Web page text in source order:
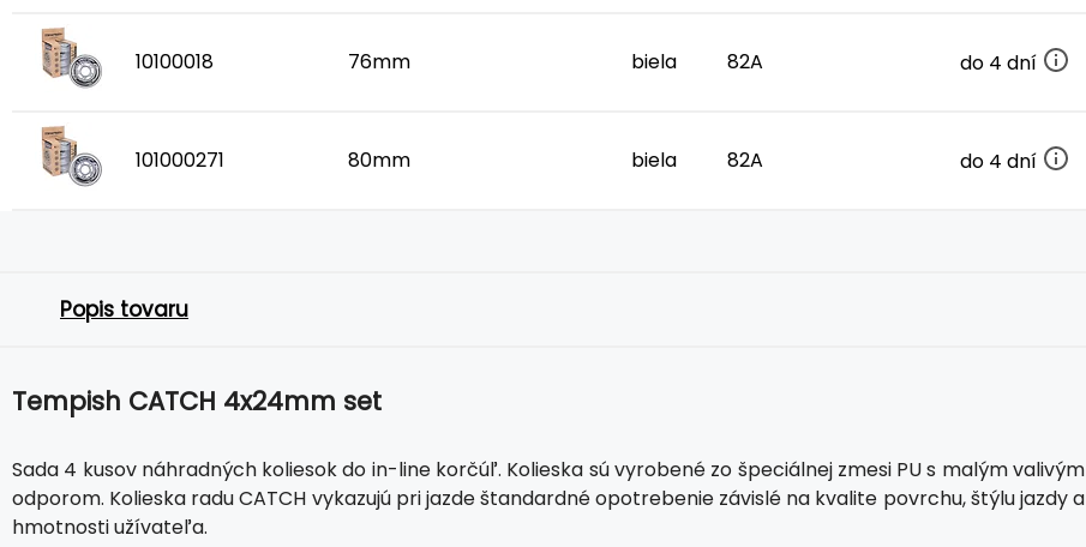
10100018 76mm biela 82A do 4 dní
101000271 80mm biela 82A do 4 dní
Popis tovaru
Tempish CATCH 4x24mm set
Sada 4 kusov náhradných koliesok do in-line korčúľ. Kolieska sú vyrobené zo špeciálnej zmesi PU s malým valivým
odporom. Kolieska radu CATCH vykazujú pri jazde štandardné opotrebenie závislé na kvalite povrchu, štýlu jazdy a
hmotnosti užívateľa.